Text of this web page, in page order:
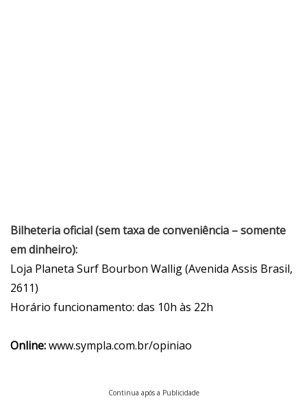
Bilheteria oficial (sem taxa de conveniência – somente
em dinheiro):
Loja Planeta Surf Bourbon Wallig (Avenida Assis Brasil,
2611)
Horário funcionamento: das 10h às 22h
Online:www.sympla.com.br/opiniao
Continua após a Publicidade